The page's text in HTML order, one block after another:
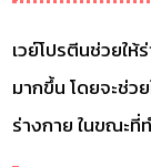
เวย์โปรตีนช่วยใ
มากขึ้น โดยจะช่ว
ร่างกาย ในขณะที่